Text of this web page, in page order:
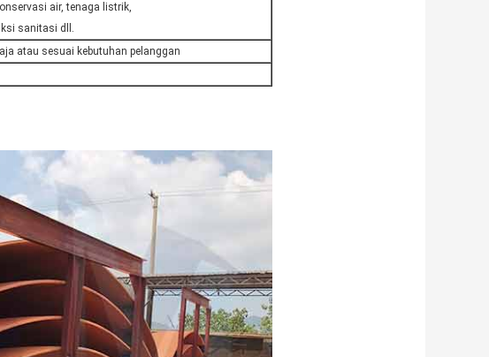
air, tenaga listrik,
sanitasi dll.
atau sesuai kebutuhan pelanggan